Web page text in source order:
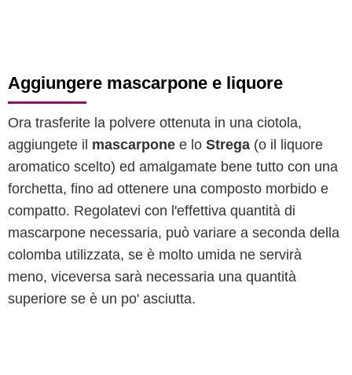
Aggiungere mascarpone e liquore
Ora trasferite la polvere ottenuta in una ciotola,
aggiungete il mascarpone e lo Strega (o il liquore
aromatico scelto) ed amalgamate bene tutto con una
forchetta, fino ad ottenere una composto morbido e
compatto. Regolatevi con l'effettiva quantità di
mascarpone necessaria, può variare a seconda della
colomba utilizzata, se è molto umida ne servirà
meno, viceversa sarà necessaria una quantità
superiore se è un po' asciutta.